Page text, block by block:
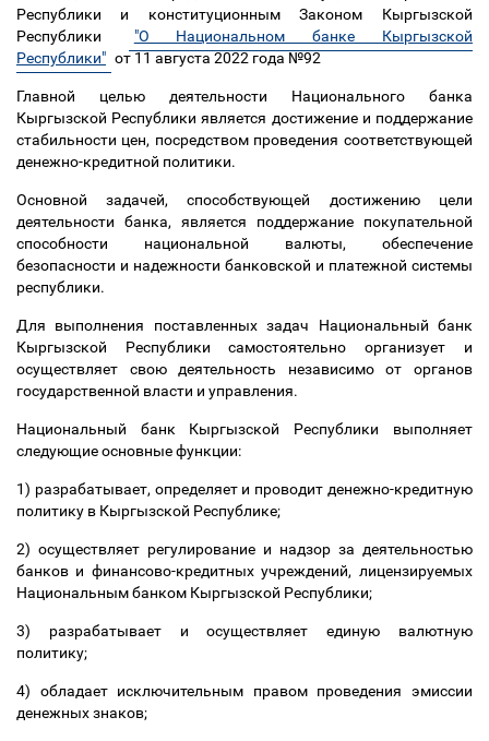
Республики и конституционным Законом Кыргызской
Республики
"О Национальном банке Кыргызской
Республики" от 11 августа 2022 года №92
Главной целью деятельности Национального банка
Кыргызской Республики является достижение и поддержание
стабильности цен, посредством проведения соответствующей
денежно-кредитной политики.
Основной задачей, способствующей достижению цели
деятельности банка, является поддержание покупательной
способности национальной валюты, обеспечение
безопасности и надежности банковской и платежной системы
республики.
Для выполнения поставленных задач Национальный банк
Кыргызской Республики самостоятельно организует и
осуществляет свою деятельность независимо от органов
государственной власти и управления.
Национальный банк Кыргызской Республики выполняет
следующие основные функции:
1) разрабатывает, определяет и проводит денежно-кредитную
политику в Кыргызской Республике;
2) осуществляет регулирование и надзор за деятельностью
банков и финансово-кредитных учреждений, лицензируемых
Национальным банком Кыргызской Республики;
3) разрабатывает и осуществляет единую валютную
политику;
4) обладает исключительным правом проведения эмиссии
денежных знаков;